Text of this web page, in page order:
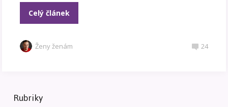
Celý článek
Ženy ženám 24
Rubriky